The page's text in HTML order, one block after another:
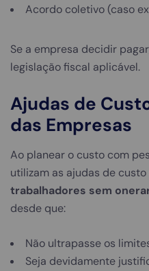
Acordo coletivo (caso
Se a empresa decidir
legislação fiscal aplicável.
Ajudas de
das Empresas
Ao planear o custo com
utilizam as ajudas de
trabalhadores sem
desde que:
Não ultrapasse os
Seja devidamente